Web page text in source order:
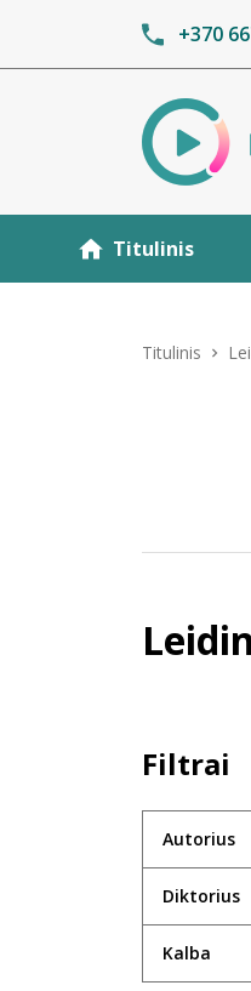
+370
Titulinis
Titulinis
Filtrai
Autorius
Diktorius
Kalba